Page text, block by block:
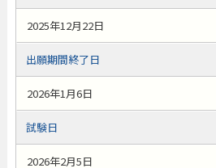
2025年12月22日
出願期間終了日
2026年1月6日
試験日
2026年2月5日